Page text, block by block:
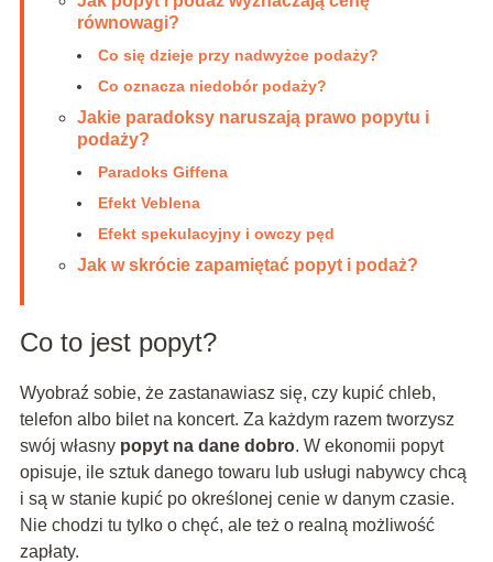
równowagi?
Co się dzieje przy nadwyżce podaży?
Co oznacza niedobór podaży?
Jakie paradoksy naruszają prawo popytu i
podaży?
Paradoks Giffena
Efekt Veblena
Efekt spekulacyjny i owczy pęd
Jak w skrócie zapamiętać popyt i podaż?
Co to jest popyt?
Wyobraź sobie, że zastanawiasz się, czy kupić chleb,
telefon albo bilet na koncert. Za każdym razem tworzysz
swój własny popyt na dane dobro. W ekonomii popyt
opisuje, ile sztuk danego towaru lub usługi nabywcy chcą
i są w stanie kupić po określonej cenie w danym czasie.
Nie chodzi tu tylko o chęć, ale też o realną możliwość
zapłaty.